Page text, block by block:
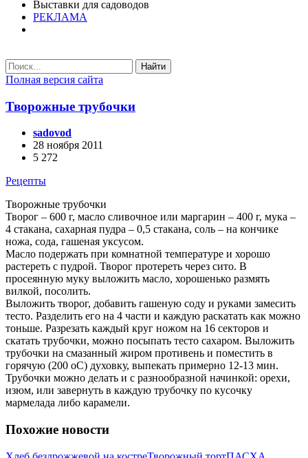
Выставки для садоводов
РЕКЛАМА
Найти
Полная версия сайта
Творожные трубочки
sadovod
28 ноября 2011
5 272
Рецепты
Творожные трубочки
Творог – 600 г, масло сливочное или маргарин – 400 г, мука –
4 стакана, сахарная пудра – 0,5 стакана, соль – на кончике
ножа, сода, гашеная уксусом.
Масло подержать при комнатной температуре и хорошо
растереть с пудрой. Творог протереть через сито. В
просеянную муку выложить масло, хорошенько размять
вилкой, посолить.
Выложить творог, добавить гашеную соду и руками замесить
тесто. Разделить его на 4 части и каждую раскатать как можно
тоньше. Разрезать каждый круг ножом на 16 секторов и
скатать трубочки, можно посыпать тесто сахаром. Выложить
трубочки на смазанный жиром противень и поместить в
горячую (200 оС) духовку, выпекать примерно 12-13 мин.
Трубочки можно делать и с разнообразной начинкой: орехи,
изюм, или завернуть в каждую трубочку по кусочку
мармелада либо карамели.
Похожие новости